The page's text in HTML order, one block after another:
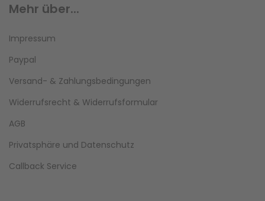
Mehr über...
Impressum
Paypal
Versand- & Zahlungsbedingungen
Widerrufsrecht & Widerrufsformular
AGB
Privatsphäre und Datenschutz
Callback Service